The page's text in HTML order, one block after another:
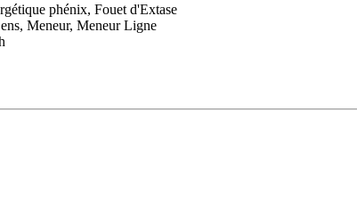
phénix, Fouet d'Extase
Meneur, Meneur Ligne